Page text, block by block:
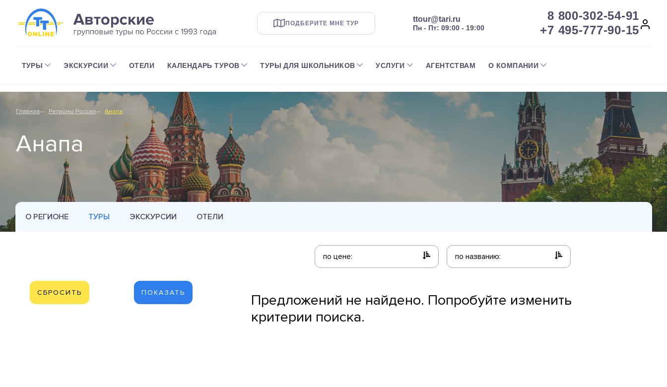
ПОДБЕРИТЕ МНЕ ТУР ttour@tari.ru
Пн - Пт: 09:00 - 19:00
8 800-302-54-91
+7 495-777-90-15
ТУРЫ ЭКСКУРСИИ ОТЕЛИ КАЛЕНДАРЬ ТУРОВ ТУРЫ ДЛЯ ШКОЛЬНИКОВ УСЛУГИ АГЕНТСТВАМ О КОМПАНИИ
Главная Регионы России Анапа
Анапа
О РЕГИОНЕ ТУРЫ ЭКСКУРСИИ ОТЕЛИ
СБРОСИТЬ ПОКАЗАТЬ
по цене: по названию:
Предложений не найдено. Попробуйте изменить
критерии поиска.